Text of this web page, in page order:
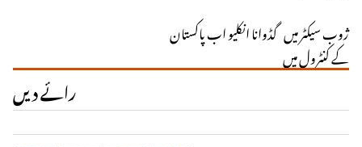
ژوب سیکٹر میں گڈوانا انکلیو اب پاکستان
کے کنٹرول میں
رائے دیں